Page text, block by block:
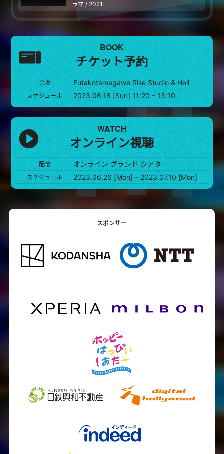
ラマ / 2021
BOOK
チケット予約
会場 Futakotamagawa Rise Studio & Hall
スケジュール 2023.06.18 [Sun] 11:20 – 13:10
WATCH
オンライン視聴
配信 オンライン グランド シアター
スケジュール 2023.06.26 [Mon] – 2023.07.10 [Mon]
スポンサー